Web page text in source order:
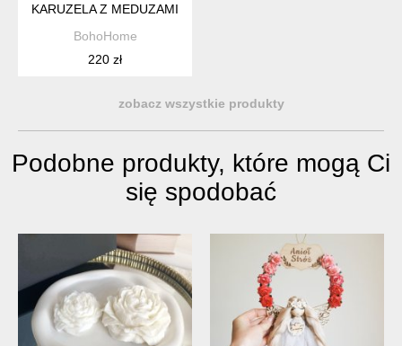
KARUZELA Z MEDUZAMI
BohoHome
220 zł
zobacz wszystkie produkty
Podobne produkty, które mogą Ci
się spodobać